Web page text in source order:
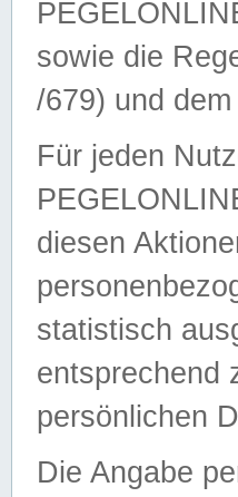
sowie die
/679) und
Für jeden
diesen
statistisch
entsprechend
persönlichen
Die Angabe